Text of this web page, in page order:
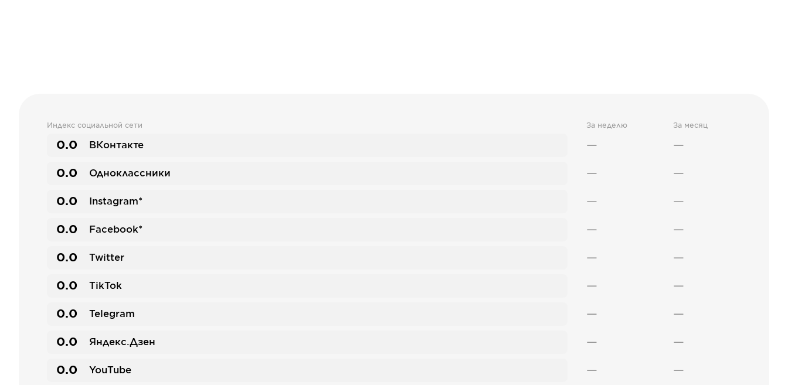
Индекс социальной сети За неделю За месяц
0.0 ВКонтакте — —
0.0 Одноклассники — —
0.0 Instagram* — —
0.0 Facebook* — —
0.0 Twitter — —
0.0 TikTok — —
0.0 Telegram — —
0.0 Яндекс.Дзен — —
0.0 YouTube — —